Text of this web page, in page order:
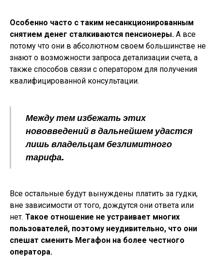
Особенно часто с таким несанкционированным
снятием денег сталкиваются пенсионеры. А все
потому что они в абсолютном своем большинстве не
знают о возможности запроса детализации счета, а
также способов связи с оператором для получения
квалифицированной консультации.
Между тем избежать этих
нововведений в дальнейшем удастся
лишь владельцам безлимитного
тарифа.
Все остальные будут вынуждены платить за гудки,
вне зависимости от того, дождутся они ответа или
нет. Такое отношение не устраивает многих
пользователей, поэтому неудивительно, что они
спешат сменить Мегафон на более честного
оператора.